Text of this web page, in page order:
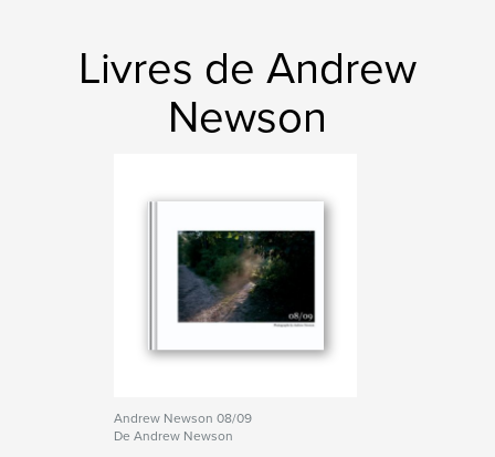
Livres de Andrew
Newson
Andrew Newson 08/09
De Andrew Newson